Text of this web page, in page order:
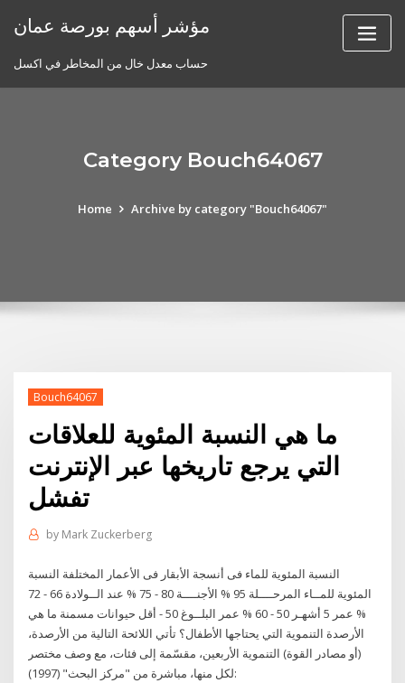
مؤشر أسهم بورصة عمان
حساب معدل خال من المخاطر في اكسل
Category Bouch64067
Home Archive by category "Bouch64067"
Bouch64067
ما هي النسبة المئوية للعلاقات
التي يرجع تاريخها عبر الإنترنت
تفشل
by Mark Zuckerberg
النسبة المئوية للماء فى أنسجة الأبقار فى الأعمار المختلفة النسبة
المئوية للمــاء المرحــــلة 95 % الأجنــــة 80 - 75 % عند الــولادة 66 - 72
% عمر 5 أشهـر 50 - 60 % عمر البلــوغ 50 - أقل حيوانات مسمنة ما هي
الأرصدة التنموية التي يحتاجها الأطفال؟ تأتي اللائحة التالية من الأرصدة،
(أو مصادر القوة) التنموية الأربعين، مقسّمة إلى فئات، مع وصف مختصر
لكل منها، مباشرة من "مركز البحث" (1997):